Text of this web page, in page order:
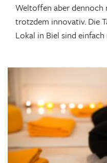
Weltoffen aber dennoch
trotzdem innovativ. Die
Lokal in Biel sind